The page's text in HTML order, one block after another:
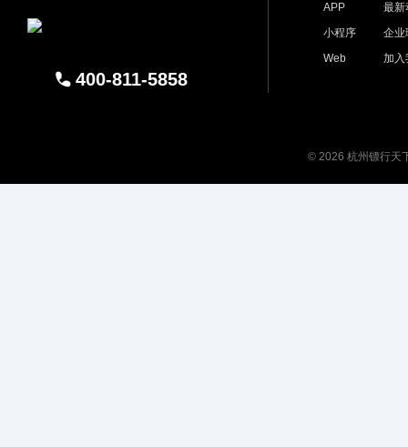
400-811-5858
APP
小程序
Web
最新
企业
加入
© 2026 杭州镖行天